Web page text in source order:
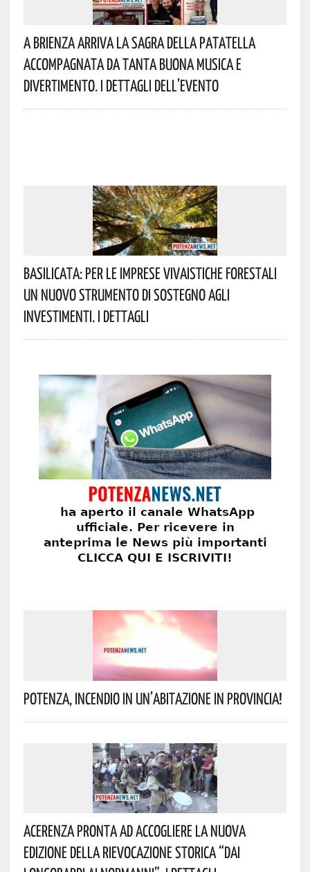
A Brienza Arriva La Sagra Della Patatella
Accompagnata Da Tanta Buona Musica E
Divertimento. I Dettagli Dell’evento
Basilicata: Per Le Imprese Vivaistiche Forestali
Un Nuovo Strumento Di Sostegno Agli
Investimenti. I Dettagli
Potenza, Incendio In Un’abitazione In Provincia!
Acerenza Pronta Ad Accogliere La Nuova
Edizione Della Rievocazione Storica “Dai